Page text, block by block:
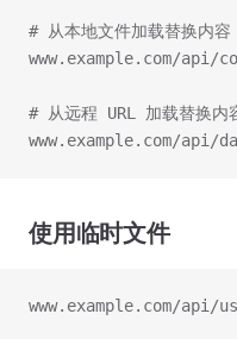
# 从本地文件加载替换内容
www.example.com/
# 从远程 URL 加载替换内
www.example.com/
使用临时文件
www.example.com/